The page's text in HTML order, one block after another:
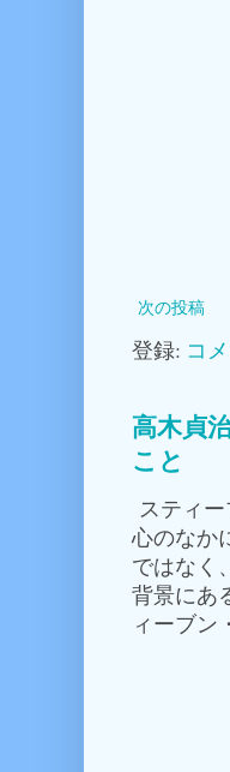
次の投稿
登録: コ
高木貞
こと
スティ
心のなか
ではなく
背景にあ
ィーブン